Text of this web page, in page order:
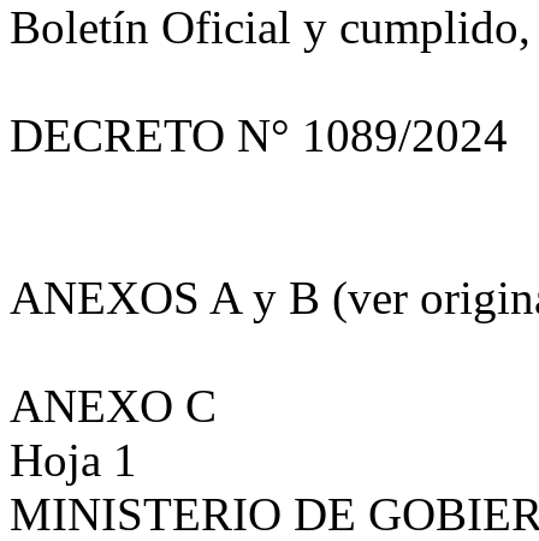
Boletín Oficial y
DECRETO N° 1089/2024
ANEXOS A y B (ver
ANEXO C
Hoja 1
MINISTERIO DE